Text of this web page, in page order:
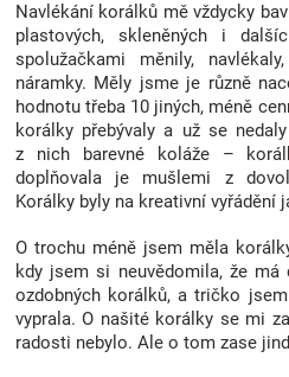
Navlékání korálků mě vždycky
plastových, skleněných i
spolužačkami měnily,
náramky. Měly jsme je různě
hodnotu třeba 10 jiných, méně
korálky přebývaly a už se
z nich barevné koláže –
doplňovala je mušlemi z
Korálky byly na kreativní vyřádění
O trochu méně jsem měla
kdy jsem si neuvědomila, že
ozdobných korálků, a tričko
vyprala. O našité korálky se mi
radosti nebylo. Ale o tom zase